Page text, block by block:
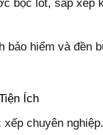
bọc lót, sắp xếp
bảo hiểm và đền
Ích
chuyên nghiệp.